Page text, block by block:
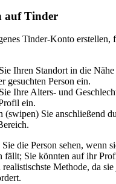
auf Tinder
Tinder-Konto erstellen,
Ihren Standort in die
gesuchten Person ein.
Ihre Alters- und
ein.
(swipen) Sie anschließend
die Person sehen, wenn
fällt; Sie könnten auf ihr
Methode, da